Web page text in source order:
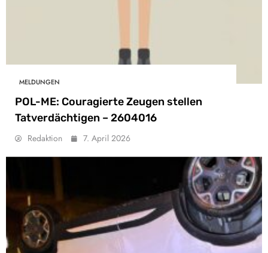
MELDUNGEN
POL-ME: Couragierte Zeugen stellen
Tatverdächtigen – 2604016
Redaktion 7. April 2026